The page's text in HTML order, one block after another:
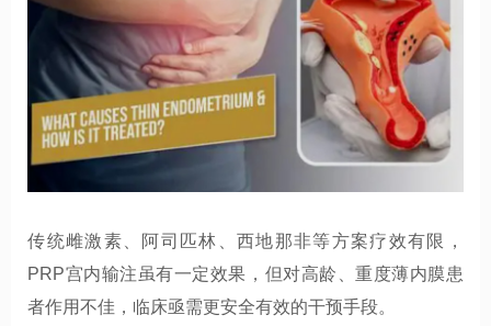
传统雌激素、阿司匹林、西地那非等方案疗效有限，
PRP宫内输注虽有一定效果，但对高龄、重度薄内膜患
者作用不佳，临床亟需更安全有效的干预手段。